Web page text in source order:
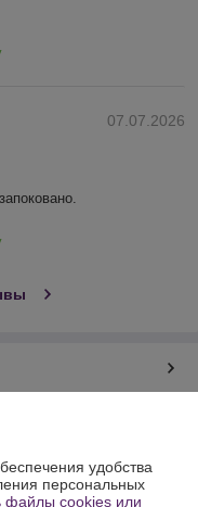
07.07.2026
удобства
персональных
файлы cookies или